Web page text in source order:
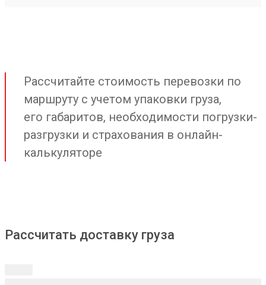
Рассчитайте стоимость перевозки по
маршруту с учетом упаковки груза,
его габаритов, необходимости погрузки-
разгрузки и страхования в онлайн-
калькуляторе
Рассчитать доставку груза